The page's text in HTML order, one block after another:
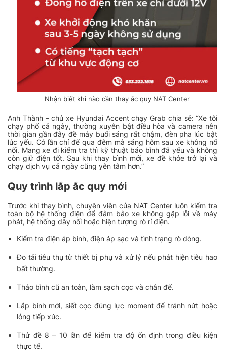
Nhận biết khi nào cần thay ắc quy NAT Center
Anh Thành – chủ xe Hyundai Accent chạy Grab chia sẻ: “Xe tôi
chạy phố cả ngày, thường xuyên bật điều hòa và camera nên
thời gian gần đây đề máy buổi sáng rất chậm, đèn pha lúc bật
lúc yếu. Có lần chỉ để qua đêm mà sáng hôm sau xe không nổ
nổi. Mang xe đi kiểm tra thì kỹ thuật báo bình đã yếu và không
còn giữ điện tốt. Sau khi thay bình mới, xe đề khỏe trở lại và
chạy dịch vụ cả ngày cũng yên tâm hơn.”
Quy trình lắp ắc quy mới
Trước khi thay bình, chuyên viên của NAT Center luôn kiểm tra
toàn bộ hệ thống điện để đảm bảo xe không gặp lỗi về máy
phát, hệ thống dây nối hoặc hiện tượng rò rỉ điện.
Kiểm tra điện áp bình, điện áp sạc và tình trạng rò dòng.
Đo tải tiêu thụ từ thiết bị phụ và xử lý nếu phát hiện tiêu hao
bất thường.
Tháo bình cũ an toàn, làm sạch cọc và chân đế.
Lắp bình mới, siết cọc đúng lực moment để tránh nứt hoặc
lỏng tiếp xúc.
Thử đề 8 – 10 lần để kiểm tra độ ổn định trong điều kiện
thực tế.